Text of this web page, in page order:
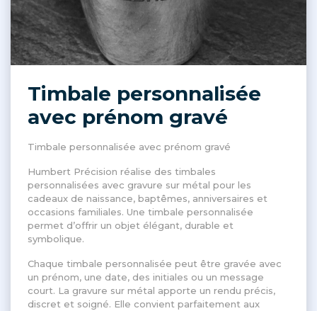
Timbale personnalisée
avec prénom gravé
Timbale personnalisée avec prénom gravé
Humbert Précision réalise des timbales
personnalisées avec gravure sur métal pour les
cadeaux de naissance, baptêmes, anniversaires et
occasions familiales. Une timbale personnalisée
permet d’offrir un objet élégant, durable et
symbolique.
Chaque timbale personnalisée peut être gravée avec
un prénom, une date, des initiales ou un message
court. La gravure sur métal apporte un rendu précis,
discret et soigné. Elle convient parfaitement aux